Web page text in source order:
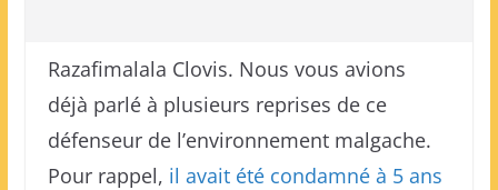
Razafimalala Clovis. Nous vous avions
déjà parlé à plusieurs reprises de ce
défenseur de l’environnement malgache.
Pour rappel, il avait été condamné à 5 ans